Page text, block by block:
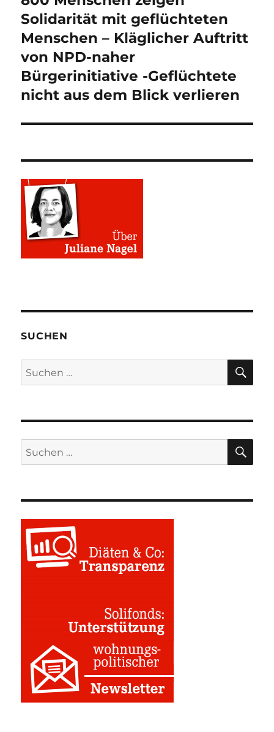
Beitrag:
Solidarität mit geflüchteten
Menschen – Kläglicher Auftritt
von NPD-naher
Bürgerinitiative -Geflüchtete
nicht aus dem Blick verlieren
SUCHEN
Suchen
nach:
Suchen
nach: